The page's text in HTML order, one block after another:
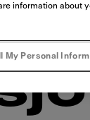
information about
My Personal